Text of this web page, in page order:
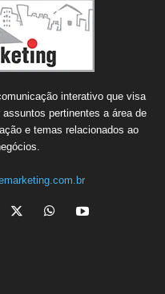
interativo que visa
pertinentes a área de
e temas relacionados ao